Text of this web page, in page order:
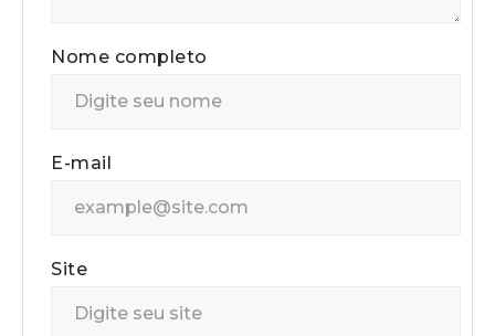
Nome completo
E-mail
Site